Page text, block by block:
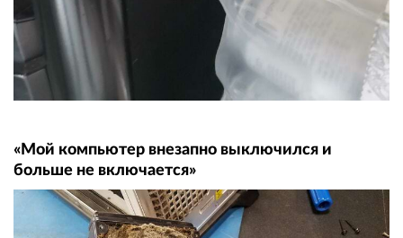
«Мой компьютер внезапно выключился и
больше не включается»